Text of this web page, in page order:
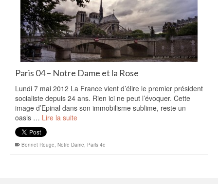
Paris 04 – Notre Dame et la Rose
Lundi 7 mai 2012 La France vient d’élire le premier président
socialiste depuis 24 ans. Rien ici ne peut l’évoquer. Cette
image d’Epinal dans son immobilisme sublime, reste un
oasis … Lire la suite
Bonnet Rouge, Notre Dame, Paris 4e